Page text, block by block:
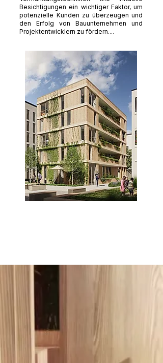
Besichtigungen ein wichtiger Faktor, um
potenzielle Kunden zu überzeugen und
den Erfolg von Bauunternehmen und
Projektentwicklern zu fördern....